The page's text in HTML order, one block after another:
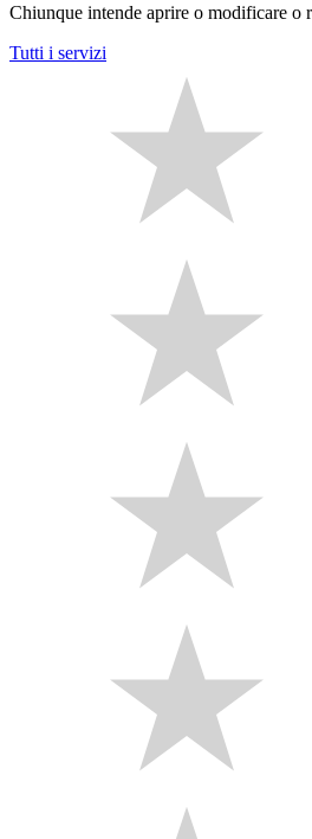
Chiunque intende aprire o modificare o
Tutti i servizi